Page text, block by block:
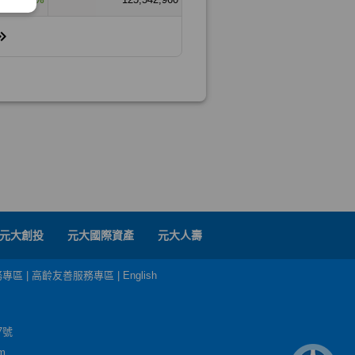
元大創投 元大國際資產 元大人壽
區 高齡友善服務專區 English
號